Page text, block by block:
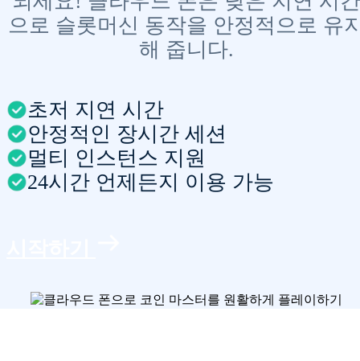
으로 슬롯머신 동작을 안정적으로 유
해 줍니다.
초저 지연 시간
안정적인 장시간 세션
멀티 인스턴스 지원
24시간 언제든지 이용 가능